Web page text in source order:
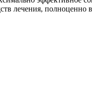
лечения,